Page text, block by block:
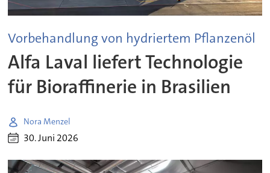
Vorbehandlung von hydriertem Pflanzenöl
Alfa Laval liefert Technologie
für Bioraffinerie in Brasilien
Nora Menzel
30. Juni 2026